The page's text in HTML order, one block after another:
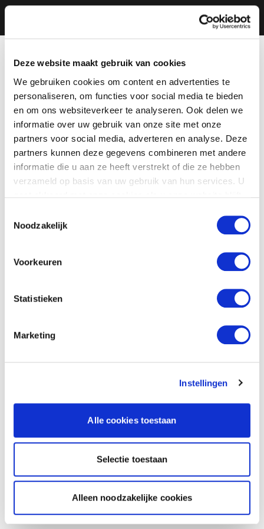
Deze website maakt gebruik van cookies
We gebruiken cookies om content en advertenties te
personaliseren, om functies voor social media te bieden
en om ons websiteverkeer te analyseren. Ook delen we
informatie over uw gebruik van onze site met onze
partners voor social media, adverteren en analyse. Deze
partners kunnen deze gegevens combineren met andere
informatie die u aan ze heeft verstrekt of die ze hebben
verzameld op basis van uw gebruik van hun services. U
Noodzakelijk
Voorkeuren
Statistieken
Marketing
Instellingen
Alle cookies toestaan
Selectie toestaan
Alleen noodzakelijke cookies